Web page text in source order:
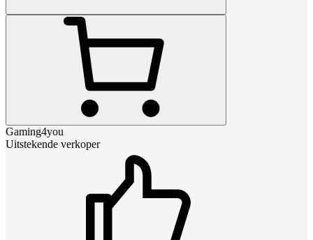
Gaming4you
Uitstekende verkoper